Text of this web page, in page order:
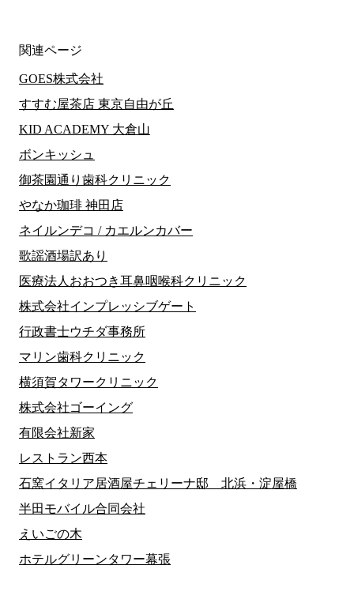
関連ページ
GOES株式会社
すすむ屋茶店 東京自由が丘
KID ACADEMY 大倉山
ボンキッシュ
御茶園通り歯科クリニック
やなか珈琲 神田店
ネイルンデコ / カエルンカバー
歌謡酒場訳あり
医療法人おおつき耳鼻咽喉科クリニック
株式会社インプレッシブゲート
行政書士ウチダ事務所
マリン歯科クリニック
横須賀タワークリニック
株式会社ゴーイング
有限会社新家
レストラン西本
石窯イタリア居酒屋チェリーナ邸 北浜・淀屋橋
半田モバイル合同会社
えいごの木
ホテルグリーンタワー幕張